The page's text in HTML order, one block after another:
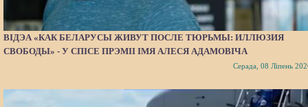
ВІДЭА «КАК БЕЛАРУСЫ ЖИВУТ ПОСЛЕ ТЮРЬМЫ: ИЛЛЮЗИЯ
СВОБОДЫ» - У СПІСЕ ПРЭМІІ ІМЯ АЛЕСЯ АДАМОВІЧА
Серада, 08 Ліпень